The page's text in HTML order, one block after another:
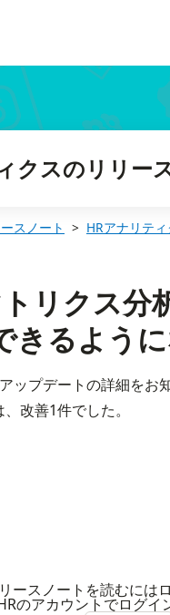
クスのリリー
スノート HRアナリテ
リクス分
きるよう
ップデートの詳細をお
改善1件でした。
ースノートを読むには
のアカウントでログイ